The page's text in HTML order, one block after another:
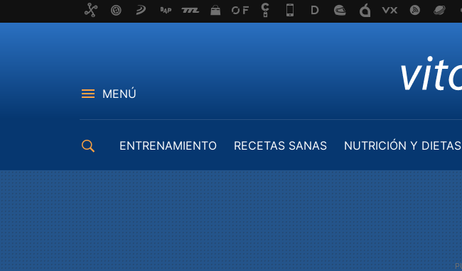
MENÚ
ENTRENAMIENTO RECETAS SANAS NUTRICIÓN Y DIETAS